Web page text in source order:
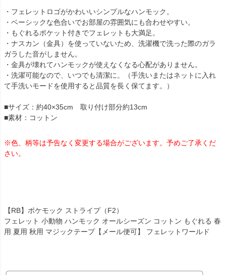
・フェレットロゴがかわいいシンプルなハンモック。
・ベーシックな色合いでお部屋の雰囲気にも合わせやすい。
・もぐれるポケット付きでフェレットも大満足。
・ナスカン（金具）を使っていないため、洗濯機で洗った際のガラ
ガラした音がしません。
・金具が壊れてハンモックが使えなくなる心配がありません。
・洗濯可能なので、いつでも清潔に。（手洗いまたはネットに入れ
て手洗いモードを使用すると品質を長く保てます。）
■サイズ：約40×35cm 取り付け部分約13cm
■素材：コットン
※色、柄等は予告なく変更する場合がございます。予めご了承くだ
さい。
【RB】ポケモック ストライプ（F2）
フェレット 小動物 ハンモック オールシーズン コットン もぐれる 春
用 夏用 秋用 マジックテープ【メール便可】 フェレットワールド